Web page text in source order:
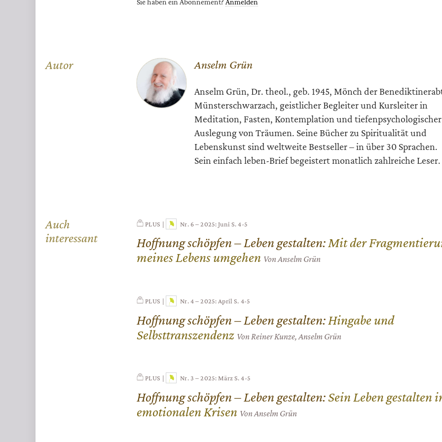
Überschrift
Autor Anselm Grün
Anselm Grün, Dr. theol., geb. 1945, Mönch der
Münsterschwarzach, geistlicher Begleiter und Kursleiter in
Meditation, Fasten, Kontemplation und tiefenpsychologischer
Auslegung von Träumen. Seine Bücher zu Spiritualität und
Lebenskunst sind weltweite Bestseller – in über 30 Sprachen.
Sein einfach leben-Brief begeistert monatlich zahlreiche Leser.
Auch
interessant
PLUS Nr. 6 – 2025: Juni S. 4-5
Hoffnung schöpfen – Leben gestalten:Mit der
meines Lebens umgehen Von Anselm Grün
PLUS Nr. 4 – 2025: April S. 4-5
Hoffnung schöpfen – Leben gestalten:Hingabe und
Selbsttranszendenz Von Reiner Kunze, Anselm Grün
PLUS Nr. 3 – 2025: MärzS. 4-5
Hoffnung schöpfen – Leben gestalten:Sein Leben gestalten
emotionalen Krisen Von Anselm Grün